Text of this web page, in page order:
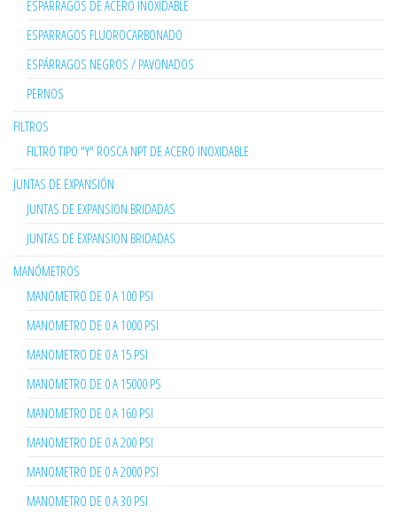
ESPARRAGOS DE ACERO INOXIDABLE
ESPARRAGOS FLUOROCARBONADO
ESPÁRRAGOS NEGROS / PAVONADOS
PERNOS
FILTROS
FILTRO TIPO "Y" ROSCA NPT DE ACERO INOXIDABLE
JUNTAS DE EXPANSIÓN
JUNTAS DE EXPANSION BRIDADAS
JUNTAS DE EXPANSION BRIDADAS
MANÓMETROS
MANOMETRO DE 0 A 100 PSI
MANOMETRO DE 0 A 1000 PSI
MANOMETRO DE 0 A 15 PSI
MANOMETRO DE 0 A 15000 PS
MANOMETRO DE 0 A 160 PSI
MANOMETRO DE 0 A 200 PSI
MANOMETRO DE 0 A 2000 PSI
MANOMETRO DE 0 A 30 PSI